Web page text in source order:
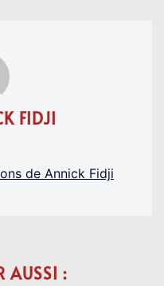
FIDJI
de Annick Fidji
AUSSI :